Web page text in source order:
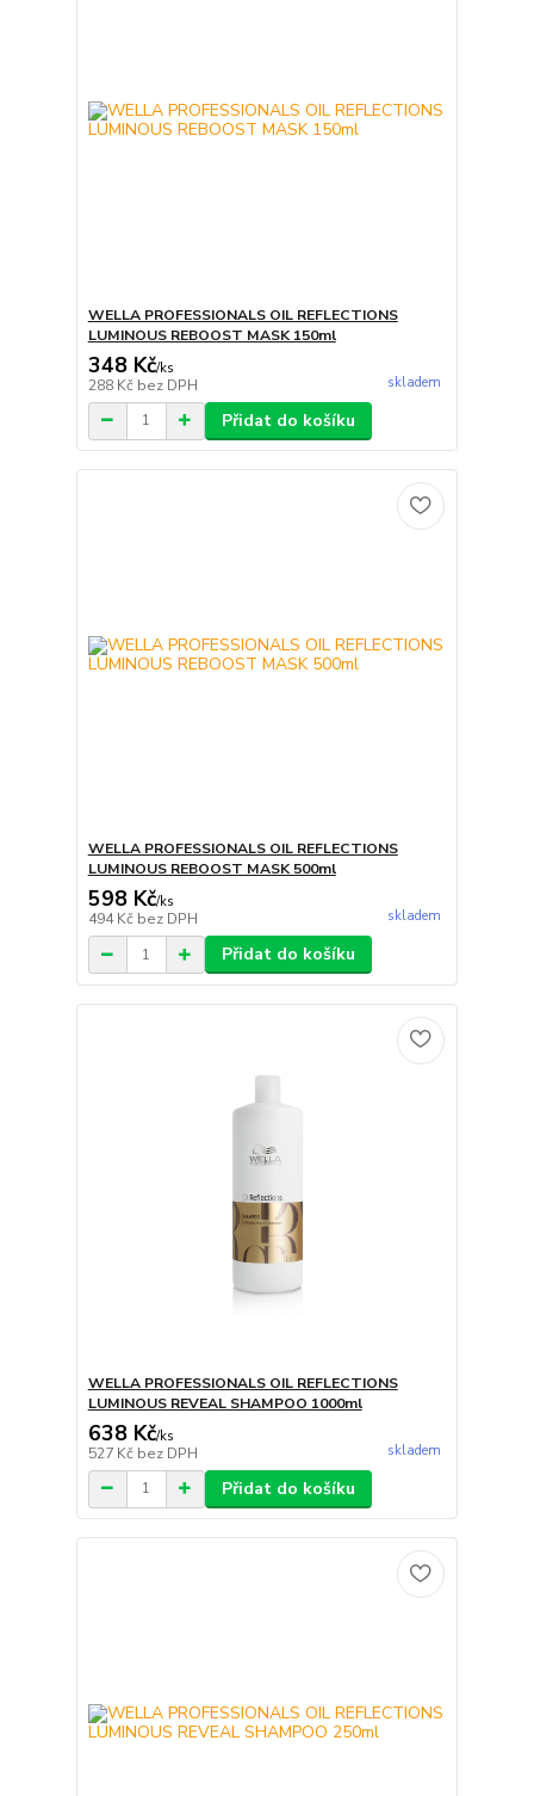
WELLA PROFESSIONALS OIL REFLECTIONS
LUMINOUS REBOOST MASK 150ml
348 Kč/ks
288 Kč bez DPH skladem
Přidat do košíku
WELLA PROFESSIONALS OIL REFLECTIONS
LUMINOUS REBOOST MASK 500ml
598 Kč/ks
494 Kč bez DPH skladem
Přidat do košíku
WELLA PROFESSIONALS OIL REFLECTIONS
LUMINOUS REVEAL SHAMPOO 1000ml
638 Kč/ks
527 Kč bez DPH skladem
Přidat do košíku